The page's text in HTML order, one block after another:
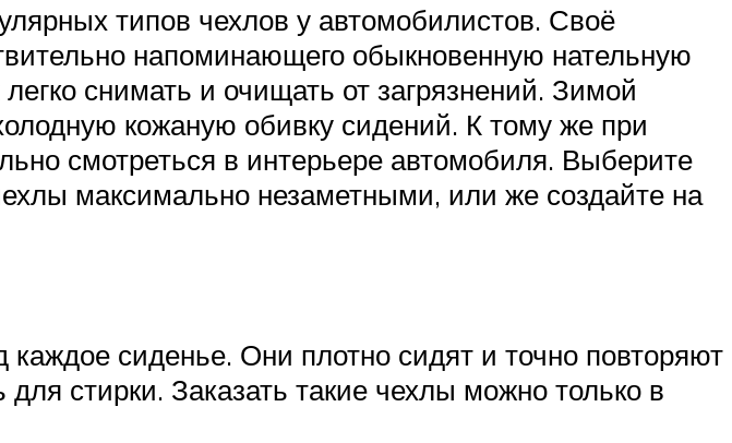
типов чехлов у автомобилистов. Своё
напоминающего обыкновенную нательную
снимать и очищать от загрязнений. Зимой
кожаную обивку сидений. К тому же при
смотреться в интерьере автомобиля. Выберите
максимально незаметными, или же создайте на
сиденье. Они плотно сидят и точно повторяют
стирки. Заказать такие чехлы можно только в